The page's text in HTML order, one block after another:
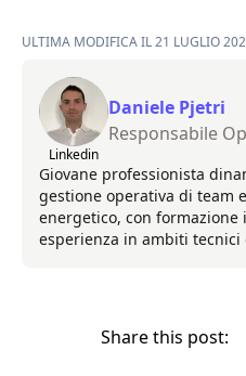
ULTIMA MODIFICA IL 21 LUGLIO
Linkedin
Daniele Pjetri
Responsabile
Giovane professionista
gestione operativa di team
energetico, con
esperienza in ambiti tecnici
Share this post: